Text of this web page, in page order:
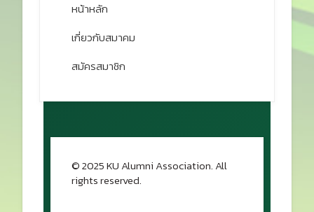
หน้าหลัก
เกี่ยวกับสมาคม
สมัครสมาชิก
© 2025 KU Alumni Association. All
rights reserved.